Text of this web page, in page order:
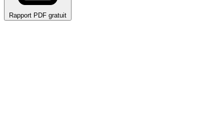
Rapport PDF gratuit